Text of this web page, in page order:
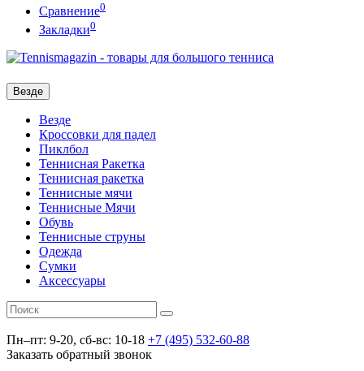
Сравнение0
Закладки0
Везде
Везде
Кроссовки для падел
Пиклбол
Теннисная Ракетка
Теннисная ракетка
Теннисные мячи
Теннисные Мячи
Обувь
Теннисные струны
Одежда
Сумки
Аксессуары
Пн–пт: 9-20, сб-вс: 10-18 +7 (495) 532-60-88
Заказать обратный звонок